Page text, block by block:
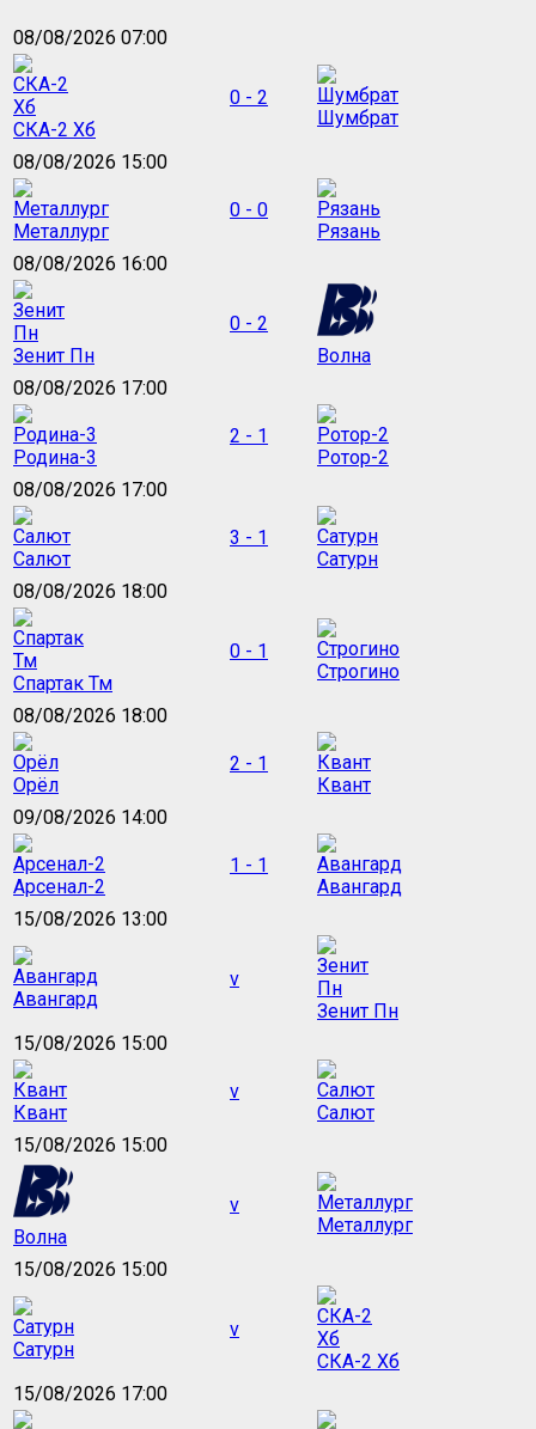
08/08/2026 07:00
СКА-2 Хб
0 - 2
Шумбрат
08/08/2026 15:00
Металлург
0 - 0
Рязань
08/08/2026 16:00
Зенит Пн
0 - 2
Волна
08/08/2026 17:00
Родина-3
2 - 1
Ротор-2
08/08/2026 17:00
Салют
3 - 1
Сатурн
08/08/2026 18:00
Спартак Тм
0 - 1
Строгино
08/08/2026 18:00
Орёл
2 - 1
Квант
09/08/2026 14:00
Арсенал-2
1 - 1
Авангард
15/08/2026 13:00
Авангард
v
Зенит Пн
15/08/2026 15:00
Квант
v
Салют
15/08/2026 15:00
Волна
v
Металлург
15/08/2026 15:00
Сатурн
v
СКА-2 Хб
15/08/2026 17:00